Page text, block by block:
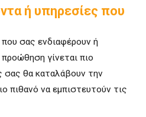
ή υπηρεσίες που
σας ενδιαφέρουν ή
προώθηση γίνεται πιο
σας θα καταλάβουν την
πιθανό να εμπιστευτούν τις